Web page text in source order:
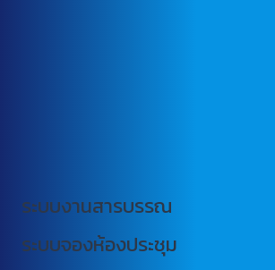
ระบบงานสารบรรณ
ระบบจองห้องประชุม